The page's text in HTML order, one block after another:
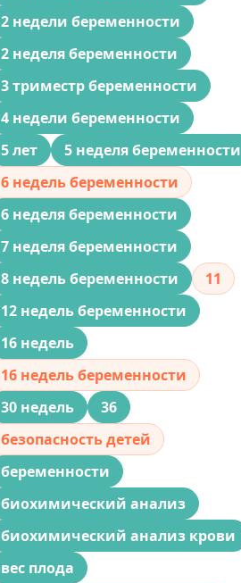
2 недели беременности
2 неделя беременности
3 триместр беременности
4 недели беременности
5 лет
5 неделя беременности
6 недель беременности
6 неделя беременности
7 неделя беременности
8 недель беременности
11
12 недель беременности
16 недель
16 недель беременности
30 недель
36
безопасность детей
беременности
биохимический анализ
биохимический анализ крови
вес плода